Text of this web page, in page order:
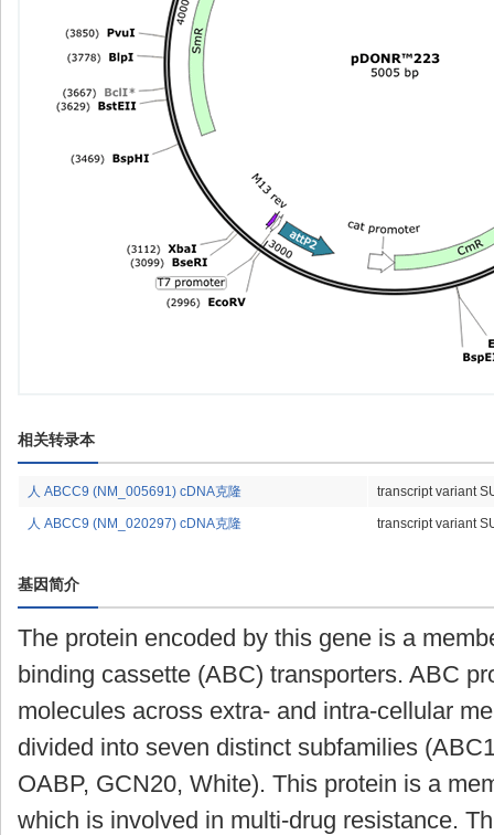
相关转录本
人 ABCC9 (NM_005691) cDNA克隆 transcript variant
人 ABCC9 (NM_020297) cDNA克隆 transcript variant
基因简介
The protein encoded by this gene is a
binding cassette (ABC) transporters. ABC
molecules across extra- and intra-cellular
divided into seven distinct subfamilies
OABP, GCN20, White). This protein is a
which is involved in multi-drug resistance.